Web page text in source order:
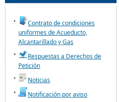
Contrato de condiciones
uniformes de Acueducto,
Alcantarillado y Gas
Respuestas a Derechos de
Petición
Noticias
Notificación por aviso